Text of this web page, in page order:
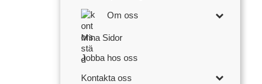
Om oss
Mina Sidor
Jobba hos oss
Kontakta oss